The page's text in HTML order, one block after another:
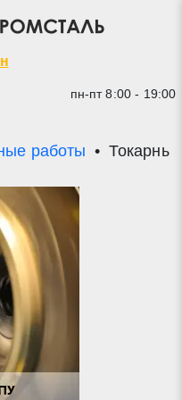
пн-пт 8:00 - 19:00
работы